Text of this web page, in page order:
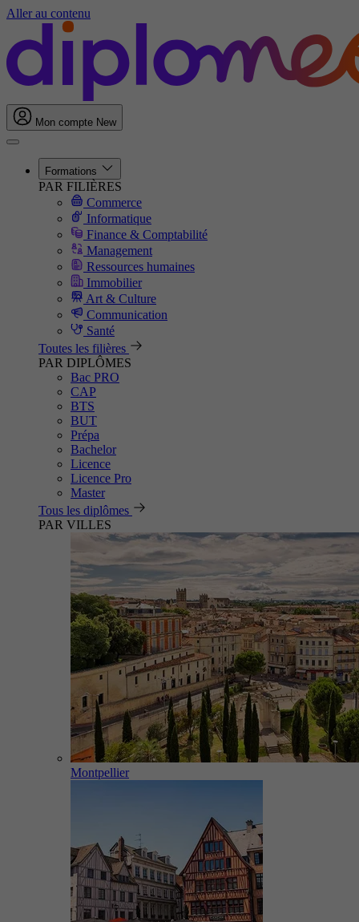
Aller au contenu
Mon compte New
Formations
PAR FILIÈRES
Commerce
Informatique
Finance & Comptabilité
Management
Ressources humaines
Immobilier
Art & Culture
Communication
Santé
Toutes les filières
PAR DIPLÔMES
Bac PRO
CAP
BTS
BUT
Prépa
Bachelor
Licence
Licence Pro
Master
Tous les diplômes
PAR VILLES
Montpellier